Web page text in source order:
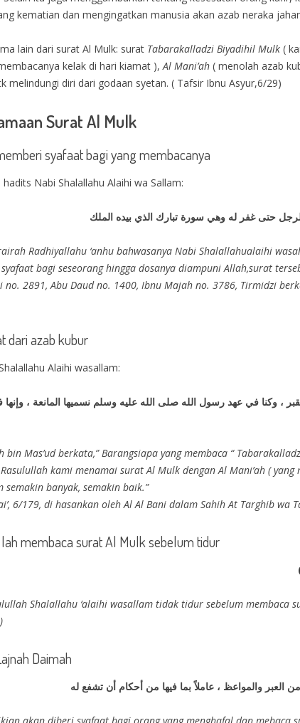
kematian dan mengingatkan manusia akan azab neraka
lain dari surat Al Mulk: surat Tabarakalladzi Biyadihil Mulk(
kelak di hari kiamat ),Al Mani’ah ( menolah azab
melindungi diri dari godaan syetan. ( Tafsir Ibnu Asyur,6/29)
Surat Al Mulk
syafaat bagi yang membacanya
Nabi Shalallahu Alaihi wa Sallam:
حتى غفر له وهي سورة تبارك الذي بيده الملك
Radhiyallahu ‘anhu bahwasanya Nabi Shalallahualaihi
bagi seseorang hingga dosanya diampuni Allah,surat
no. 2891, Abu Daud no. 1400, Ibnu Majah no. 3786, Tirmidzi
dari azab kubur
Alaihi wasallam:
، وكنا في عهد رسول الله صلى الله عليه وسلم نسميها المانعة ، وإنها
bin Mas’ud berkata,” Barangsiapa yang membaca “
kami menamai surat Al Mulk dengan Al Mani’ah (
semakin banyak, semakin baik.”
6/179, di hasankan oleh Al Al Bani dalam Sahih At Targhib wa
membaca surat Al Mulk sebelum tidur
Shalallahu ‘alaihi wasallam tidak tidur sebelum
Daimah
العبر والمواعظ ، عاملاً بما فيها من أحكام أن تشفع له